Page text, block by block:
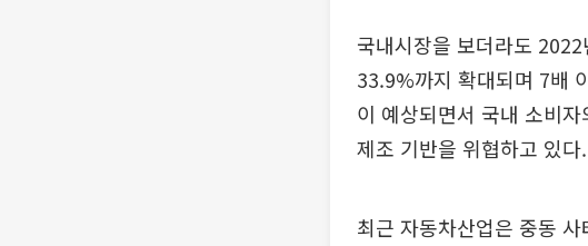
국내시장을 보더라도
33.9%까지 확대되며 7배
이 예상되면서 국내 소비
제조 기반을 위협하고 있다.
최근 자동차산업은 중동